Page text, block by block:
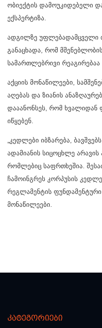
ობიექტის დამოუკიდებელი
ექსპერტიზა.
ადგილზე უფლებადამცველი
განაცხადა, რომ
სამართლებრივი რეაგირებაა
აქციის მონაწილეები,
აღებას და ზიანის
დააანონსეს, რომ ხვალიდან
იწყებენ.
„კედლები იბზარება,
ადამიანის სიცოცხლე არავის
რომლებიც საფრთხეშია.
ჩამოინგრეს კორპუსის
რეგლამენტის ფუნდამენტური
მონაწილეები.
კატეგორიები